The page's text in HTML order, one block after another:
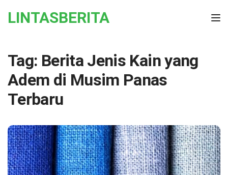
LINTASBERITA
Tag: Berita Jenis Kain yang
Adem di Musim Panas
Terbaru